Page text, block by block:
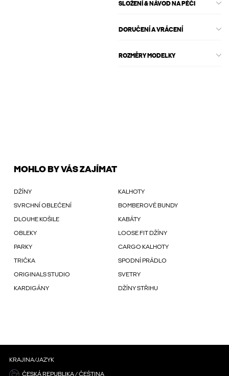
SLOŽENÍ & NÁVOD NA PÉČI
DORUČENÍ A VRÁCENÍ
ROZMĚRY MODELKY
MOHLO BY VÁS ZAJÍMAT
DŽÍNY KALHOTY
SVRCHNÍ OBLEČENÍ BOMBEROVÉ BUNDY
DLOUHE KOŠILE KABÁTY
OBLEKY LOOSE FIT DŽÍNY
PARKY CARGO KALHOTY
TRIČKA SPODNÍ PRÁDLO
ORIGINALS STUDIO SVETRY
KARDIGÁNY DŽÍNY STŘIHU
KRAJINA/JAZYK
ČESKÁ REPUBLIKA / ČEŠTINA